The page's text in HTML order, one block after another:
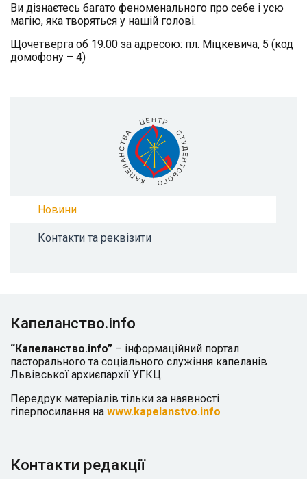
Ви дізнаєтесь багато феноменального про себе і усю
магію, яка творяться у нашій голові.
Щочетверга об 19.00 за адресою: пл. Міцкевича, 5 (код
домофону – 4)
Новини
Контакти та реквізити
Капеланство.info
“Капеланство.info” – інформаційний портал
пасторального та соціального служіння капеланів
Львівської архиєпархії УГКЦ.
Передрук матеріалів тільки за наявності
гіперпосилання на www.kapelanstvo.info
Контакти редакції